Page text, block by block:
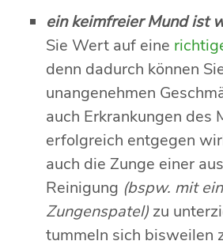
ein keimfreier Mund ist
Sie Wert auf eine
denn dadurch können
unangenehmen
auch Erkrankungen des
erfolgreich entgegen
auch die Zunge einer
Reinigung (bspw. mit
Zungenspatel)zu
tummeln sich bisweilen